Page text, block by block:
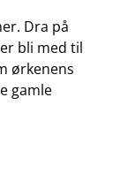
Dra på
bli med til
ørkenens
gamle